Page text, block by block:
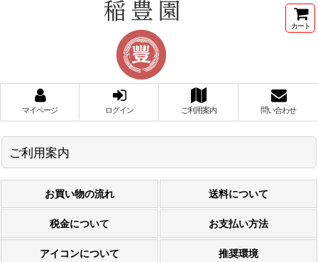
カート
マイページ ログイン ご利用案内 問い合わせ
ご利用案内
お買い物の流れ 送料について
税金について お支払い方法
アイコンについて 推奨環境